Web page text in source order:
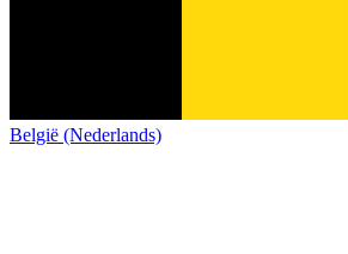
België (Nederlands)